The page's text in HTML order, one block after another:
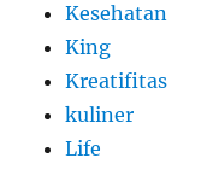
Kesehatan
King
Kreatifitas
kuliner
Life